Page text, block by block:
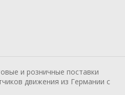
и розничные поставки
движения из Германии с